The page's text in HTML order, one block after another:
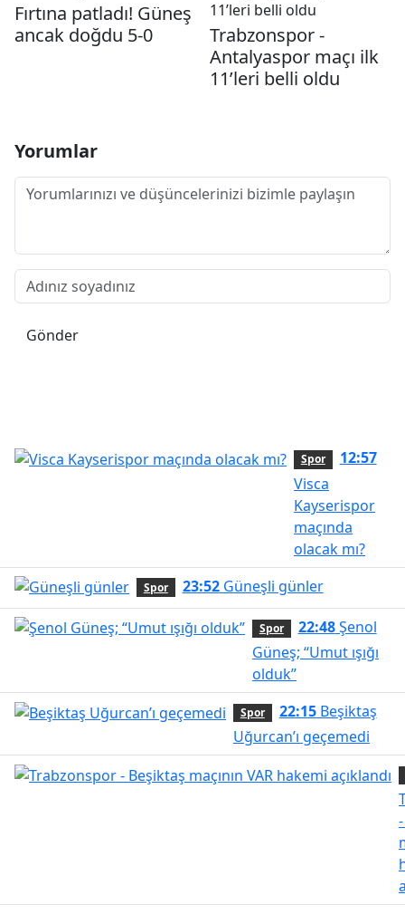
Fırtına patladı! Güneş
ancak doğdu 5-0
Trabzonspor -
Antalyaspor maçı ilk
11’leri belli oldu
Yorumlar
Gönder
Spor
12:57
Visca
Kayserispor
maçında
olacak mı?
Spor 23:52Güneşli günler
Spor 22:48Şenol
Güneş; “Umut ışığı
olduk”
Spor 22:15Beşiktaş
Uğurcan’ı geçemedi